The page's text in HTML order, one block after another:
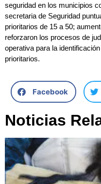
seguridad en los municipios
secretaria de Seguridad
prioritarios de 15 a 50;
reforzaron los procesos de
operativa para la
prioritarios.
Facebook
Noticias